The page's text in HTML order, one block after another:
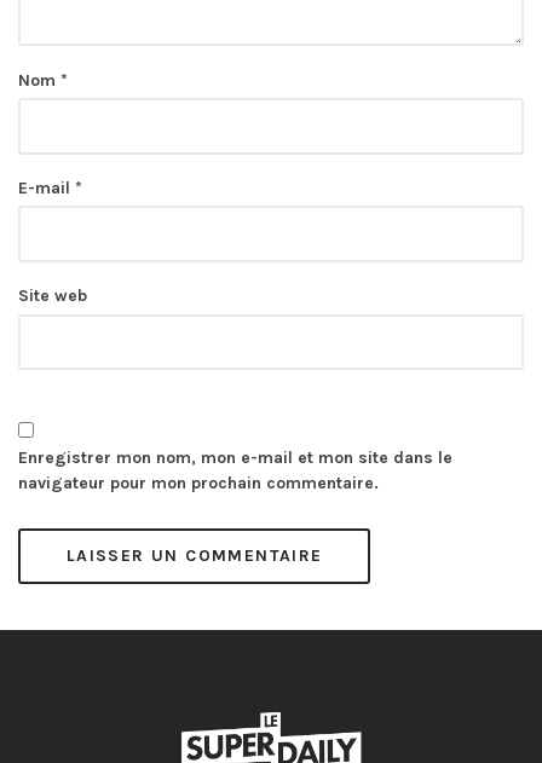
Nom *
E-mail *
Site web
Enregistrer mon nom, mon e-mail et mon site dans le
navigateur pour mon prochain commentaire.